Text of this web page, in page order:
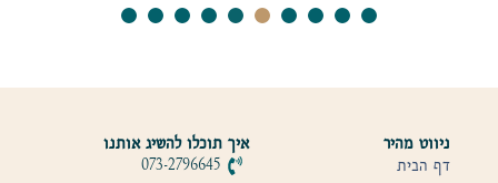
ניווט מהיר
דף הבית
איך תוכלו להשיג אותנו
073-2796645